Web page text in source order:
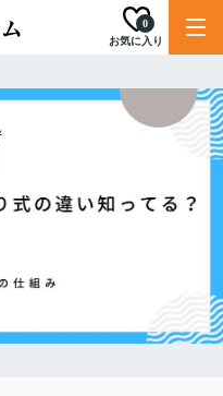
お気に入り
0